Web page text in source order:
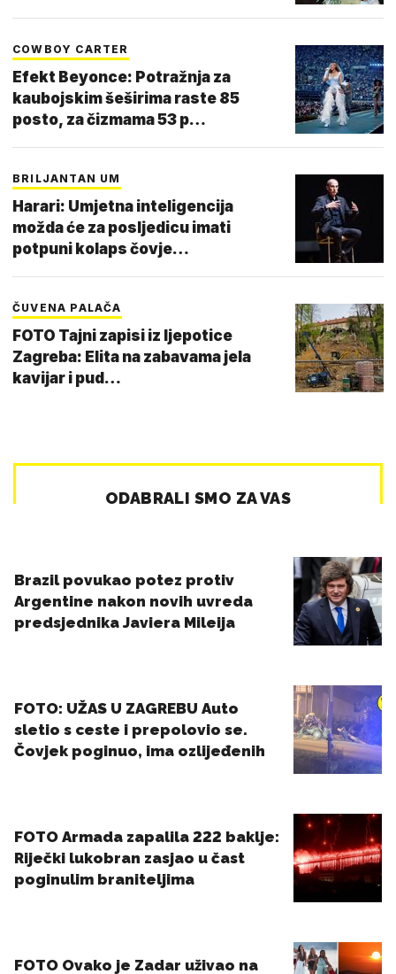
COWBOY CARTER
Efekt Beyonce: Potražnja za
kaubojskim šeširima raste 85
posto, za čizmama 53 p…
BRILJANTAN UM
Harari: Umjetna inteligencija
možda će za posljedicu imati
potpuni kolaps čovje…
ČUVENA PALAČA
FOTO Tajni zapisi iz ljepotice
Zagreba: Elita na zabavama jela
kavijar i pud…